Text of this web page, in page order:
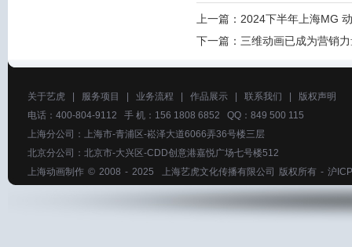
上一篇： 2024下半年上海MG
下一篇： 三维动画已成为营销
关于艺虎 服务项目 业务流程 作品展示 联系我们
版权声明
电话：400-804-9112 手 机：156 1808 6852 QQ：849 500 115
上海分公司：上海市-青浦区-崧泽大道6066弄36号楼三层
北京分公司：北京市-大兴区-CDD创意港嘉悦广场七号楼512
上海动画制作 © 2008 - 2025 上海艺虎文化传播有限公司 版权所有 - 沪